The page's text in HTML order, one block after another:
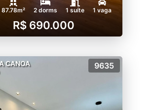
87.78m² 2 dorms 1 suíte 1 vaga
R$ 690.000
CANOA 9635